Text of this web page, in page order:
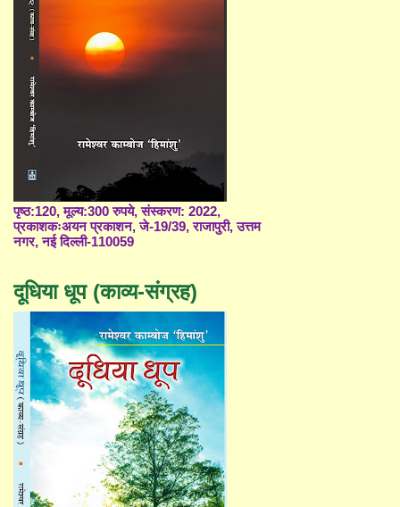
पृष्ठ:120, मूल्य:300 रुपये, संस्करण: 2022,
प्रकाशकःअयन प्रकाशन, जे-19/39, राजापुरी, उत्तम
नगर, नई दिल्ली-110059
दूधिया धूप (काव्य-संग्रह)